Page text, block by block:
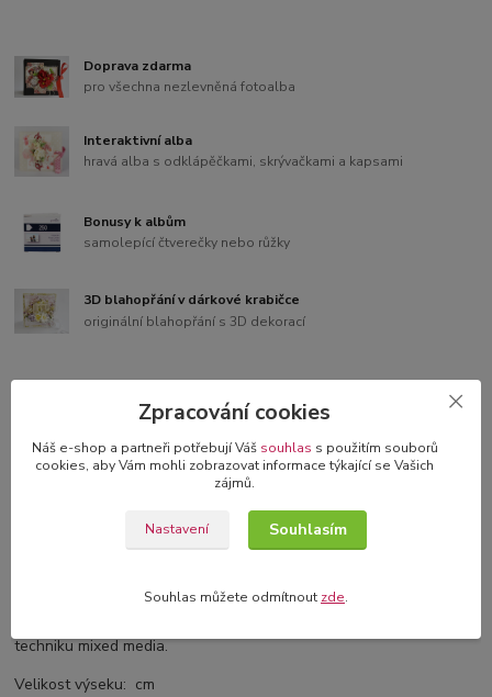
Doprava zdarma
pro všechna nezlevněná fotoalba
Interaktivní alba
hravá alba s odklápěčkami, skrývačkami a kapsami
Bonusy k albům
samolepící čtverečky nebo růžky
3D blahopřání v dárkové krabičce
originální blahopřání s 3D dekorací
Kompletní specifikace
Kompletní specifikace
techniku mixed media.
Velikost výseku: cm
Zpracování cookies
Náš e-shop a partneři potřebují Váš souhlas s použitím souborů
cookies, aby Vám mohli zobrazovat informace týkající se Vašich
zájmů.
Nastavení Souhlasím
Souhlas můžete odmítnout zde.